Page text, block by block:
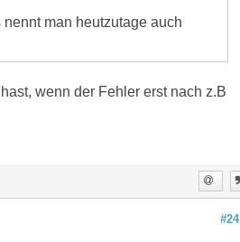
man heutzutage auch
wenn der Fehler erst nach z.B
#24